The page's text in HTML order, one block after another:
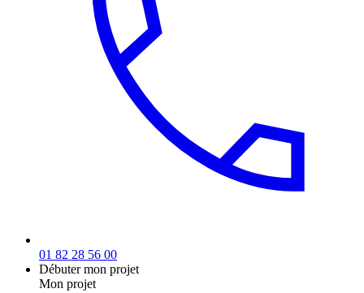
01 82 28 56 00
Débuter mon projet
Mon projet